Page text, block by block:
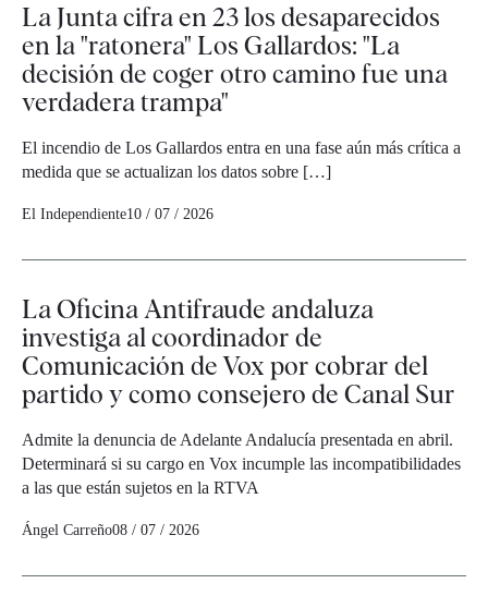
La Junta cifra en 23 los desaparecidos
en la "ratonera" Los Gallardos: "La
decisión de coger otro camino fue una
verdadera trampa"
El incendio de Los Gallardos entra en una fase aún más crítica a
medida que se actualizan los datos sobre […]
El Independiente10 / 07 / 2026
La Oficina Antifraude andaluza
investiga al coordinador de
Comunicación de Vox por cobrar del
partido y como consejero de Canal Sur
Admite la denuncia de Adelante Andalucía presentada en abril.
Determinará si su cargo en Vox incumple las incompatibilidades
a las que están sujetos en la RTVA
Ángel Carreño08 / 07 / 2026